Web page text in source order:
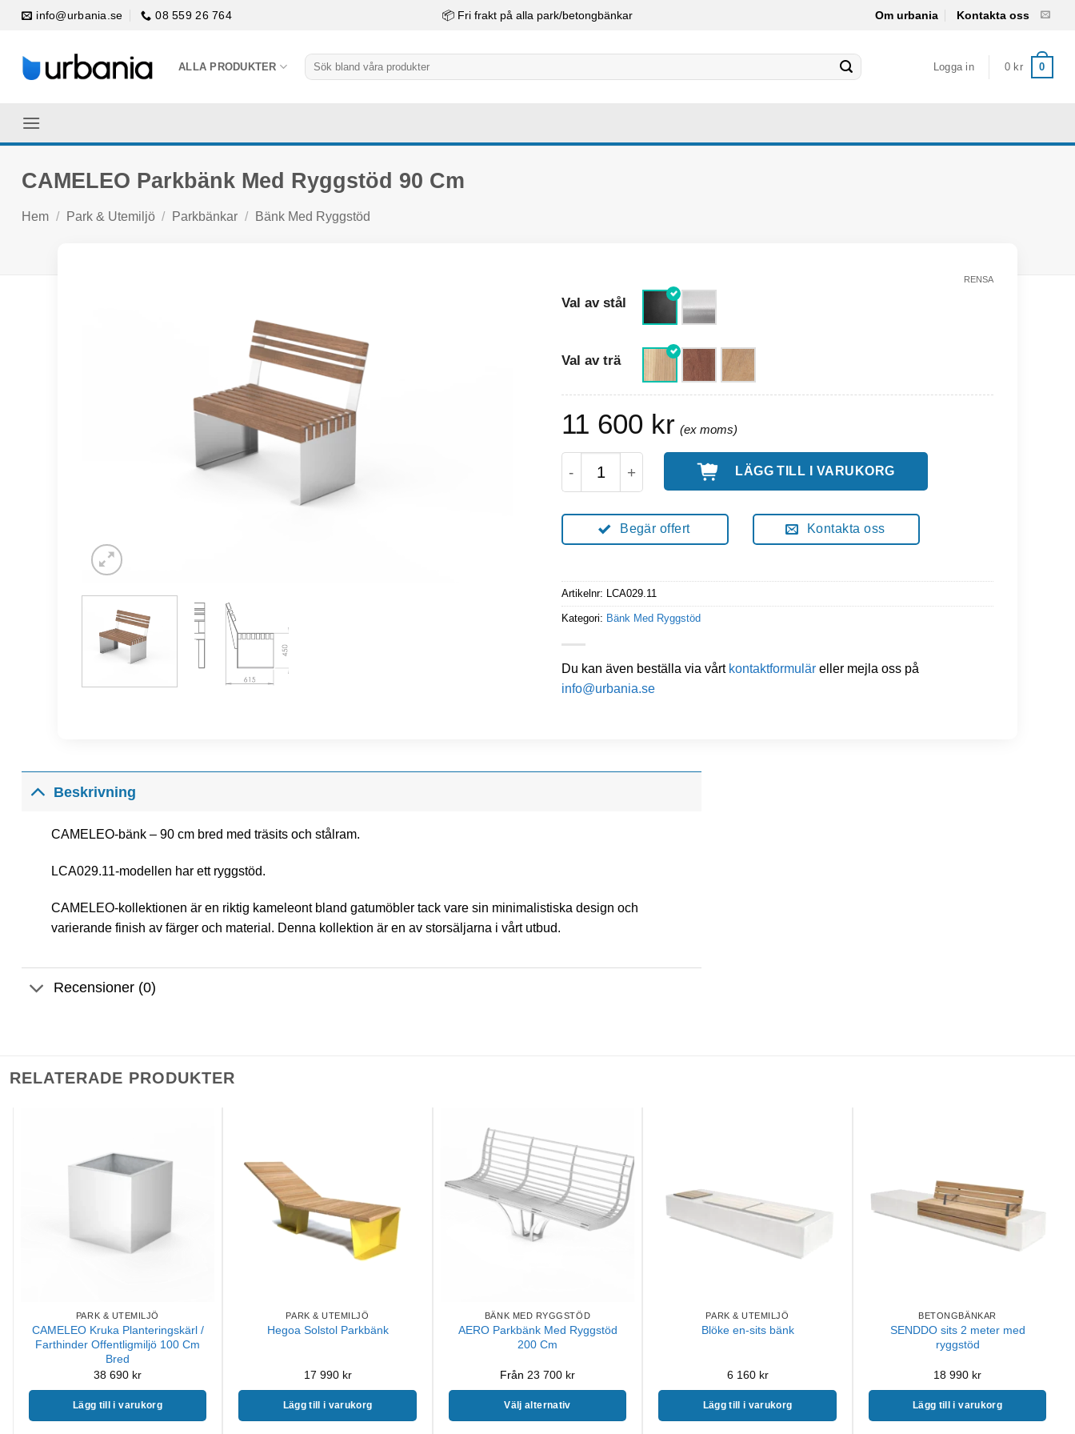
Skip
info@urbania.se 08 559 26 764 📦 Fri frakt på alla park/betongbänkar Om urbania Kontakta oss
ALLA PRODUKTER
Sök
efter:
Logga in 0 kr 0
CAMELEO Parkbänk Med Ryggstöd 90 Cm
Hem / Park & Utemiljö / Parkbänkar / Bänk Med Ryggstöd
Val av stål
Val av trä
RENSA
11 600 kr
CAMELEO Parkbänk Med Ryggstöd 90 Cm mängd
LÄGG TILL I VARUKORG
Begär offert Kontakta oss
Artikelnr: LCA029.11
Kategori: Bänk Med Ryggstöd
Du kan även beställa via vårt kontaktformulär eller mejla oss på
info@urbania.se
Beskrivning
CAMELEO-bänk – 90 cm bred med träsits och stålram.
LCA029.11-modellen har ett ryggstöd.
CAMELEO-kollektionen är en riktig kameleont bland gatumöbler tack vare sin minimalistiska design och
varierande finish av färger och material. Denna kollektion är en av storsäljarna i vårt utbud.
Recensioner (0)
RELATERADE PRODUKTER
PARK & UTEMILJÖ
CAMELEO Kruka Planteringskärl /
Farthinder Offentligmiljö 100 Cm
Bred
38 690 kr
Lägg till i varukorg
PARK & UTEMILJÖ
Hegoa Solstol Parkbänk
17 990 kr
Lägg till i varukorg
BÄNK MED RYGGSTÖD
AERO Parkbänk Med Ryggstöd
200 Cm
Från 23 700 kr
Välj alternativ
PARK & UTEMILJÖ
Blöke en-sits bänk
6 160 kr
Lägg till i varukorg
BETONGBÄNKAR
SENDDO sits 2 meter med
ryggstöd
18 990 kr
Lägg till i varukorg